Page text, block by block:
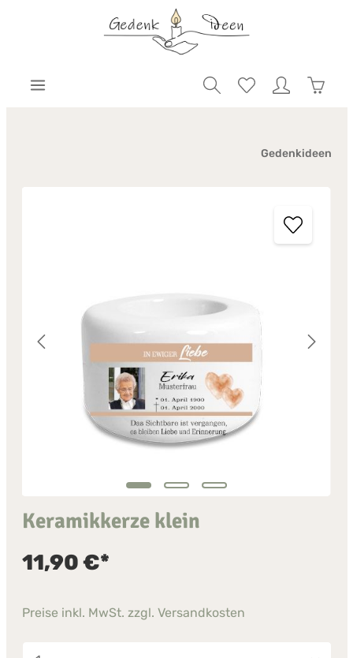
Gedenkideen
Keramikkerze klein
11,90 €*
Preise inkl. MwSt. zzgl. Versandkosten